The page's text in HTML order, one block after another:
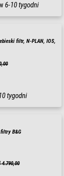
6-10 tygodni
filtr, N-PLAN, IOS,
tygodni
B&G
4.790,00